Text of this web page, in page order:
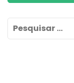
Pesquisar
por: